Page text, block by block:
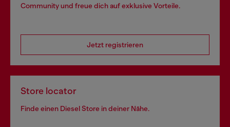
Community und freue dich auf exklusive Vorteile.
Jetzt registrieren
Store locator
Finde einen Diesel Store in deiner Nähe.